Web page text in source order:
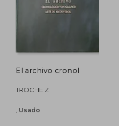
El archivo cronol
TROCHE Z
Usado